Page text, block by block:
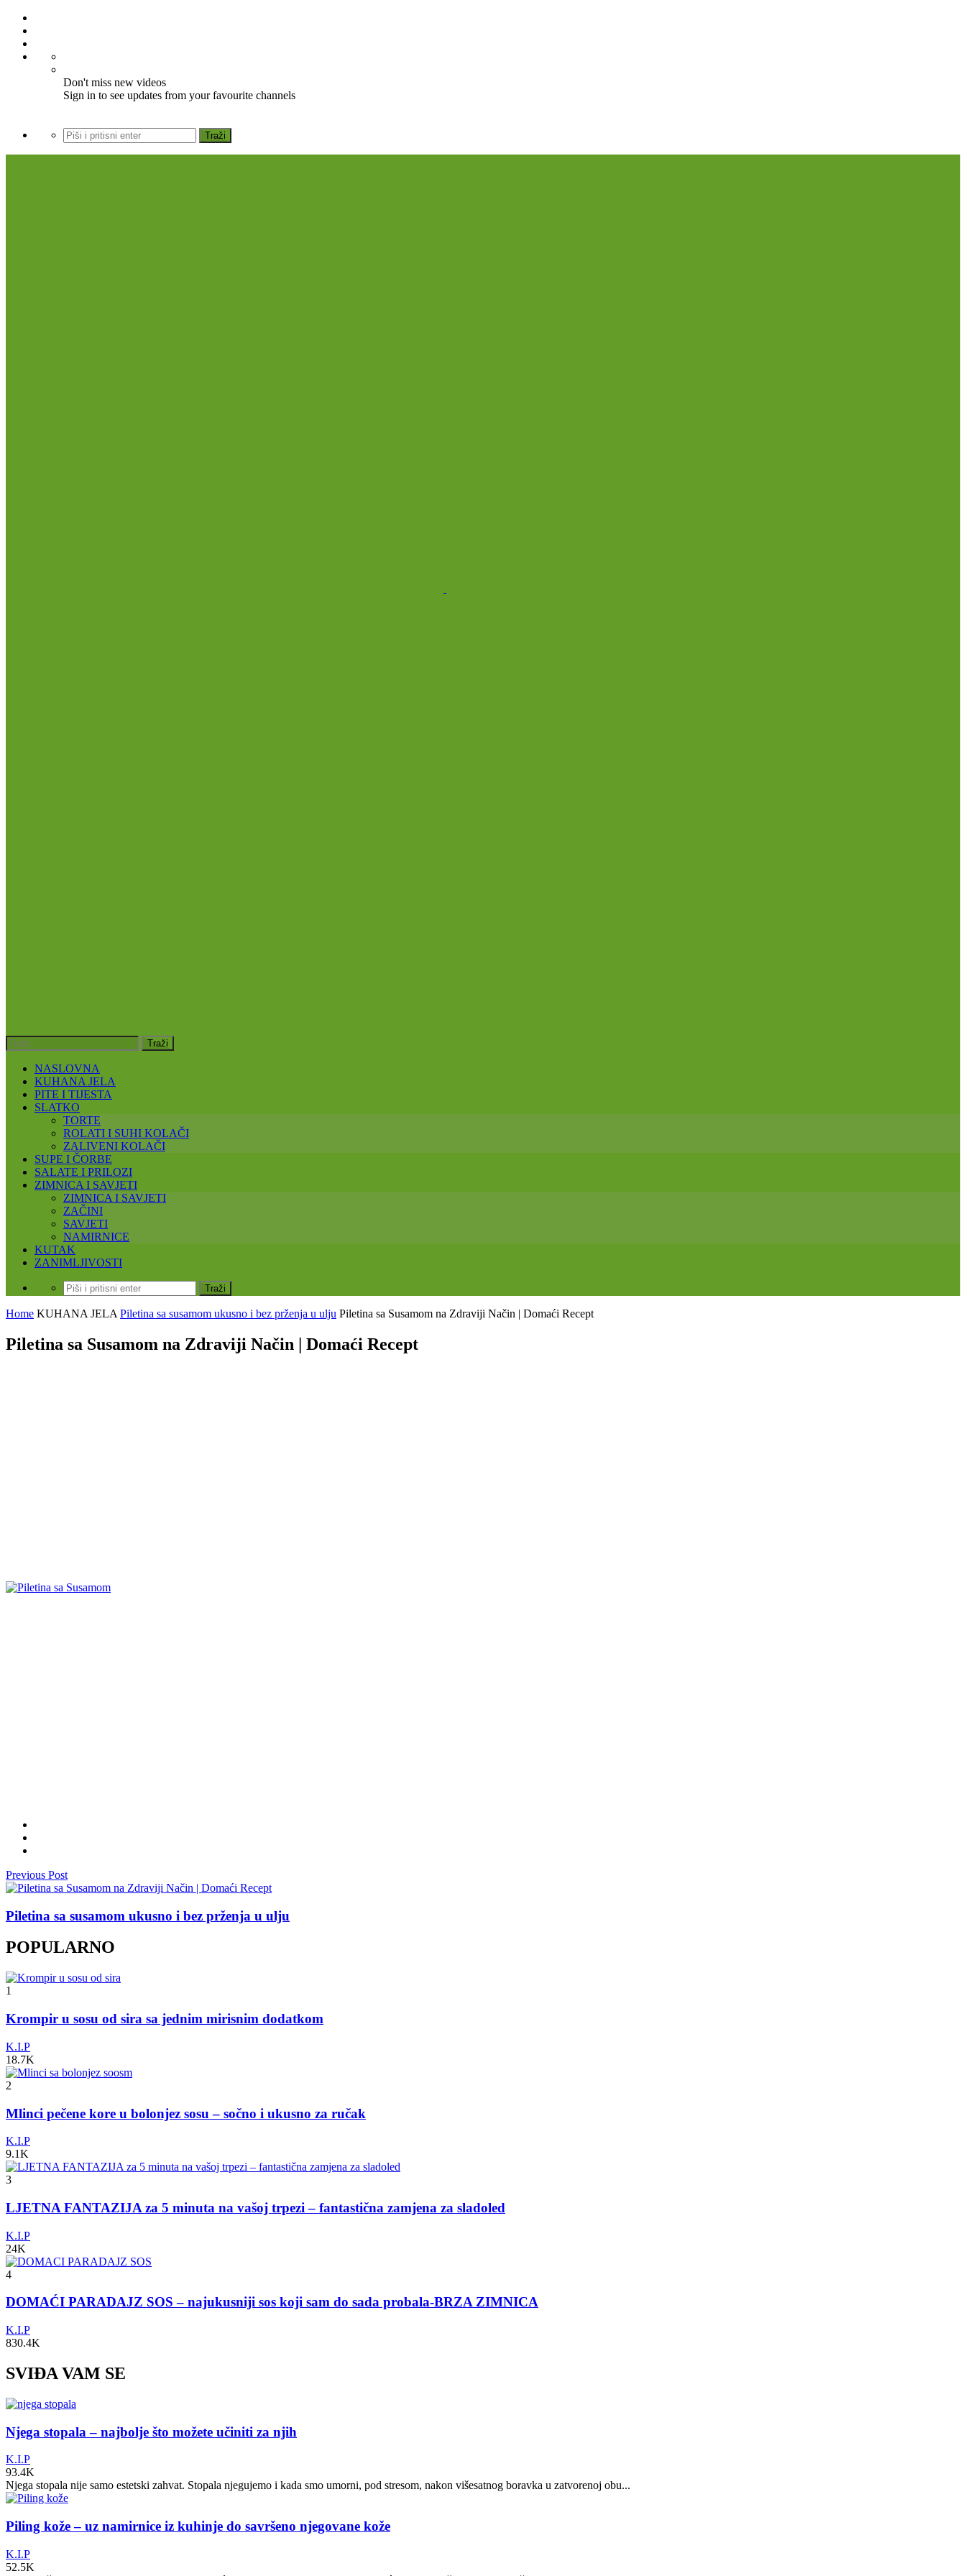
Don't miss new videos
Sign in to see updates from your favourite channels
NASLOVNA
KUHANA JELA
PITE I TIJESTA
SLATKO
TORTE
ROLATI I SUHI KOLAČI
ZALIVENI KOLAČI
SUPE I ČORBE
SALATE I PRILOZI
ZIMNICA I SAVJETI
ZIMNICA I SAVJETI
ZAČINI
SAVJETI
NAMIRNICE
KUTAK
ZANIMLJIVOSTI
Home KUHANA JELA Piletina sa susamom ukusno i bez prženja u ulju Piletina sa Susamom na Zdraviji Način | Domaći Recept
Piletina sa Susamom na Zdraviji Način | Domaći Recept
Previous Post
Piletina sa susamom ukusno i bez prženja u ulju
POPULARNO
1
Krompir u sosu od sira sa jednim mirisnim dodatkom
K.I.P
18.7K
2
Mlinci pečene kore u bolonjez sosu – sočno i ukusno za ručak
K.I.P
9.1K
3
LJETNA FANTAZIJA za 5 minuta na vašoj trpezi – fantastična zamjena za sladoled
K.I.P
24K
4
DOMAĆI PARADAJZ SOS – najukusniji sos koji sam do sada probala-BRZA ZIMNICA
K.I.P
830.4K
SVIĐA VAM SE
Njega stopala – najbolje što možete učiniti za njih
K.I.P
93.4K
Njega stopala nije samo estetski zahvat. Stopala njegujemo i kada smo umorni, pod stresom, nakon višesatnog boravka u zatvorenoj obu...
Piling kože – uz namirnice iz kuhinje do savršeno njegovane kože
K.I.P
52.5K